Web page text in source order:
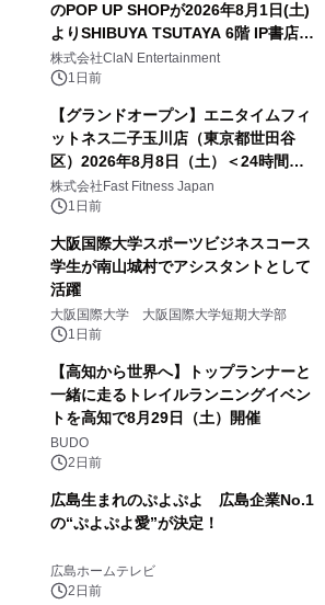
のPOP UP SHOPが2026年8月1日(土)
よりSHIBUYA TSUTAYA 6階 IP書店で
開催決定！！
株式会社ClaN Entertainment
1日前
【グランドオープン】エニタイムフィ
ットネス二子玉川店（東京都世田谷
区）2026年8月8日（土）＜24時間年
中無休のフィットネスジム＞
株式会社Fast Fitness Japan
1日前
大阪国際大学スポーツビジネスコース
学生が南山城村でアシスタントとして
活躍
大阪国際大学 大阪国際大学短期大学部
1日前
【高知から世界へ】トップランナーと
一緒に走るトレイルランニングイベン
トを高知で8月29日（土）開催
BUDO
2日前
広島生まれのぷよぷよ 広島企業No.1
の“ぷよぷよ愛”が決定！
広島ホームテレビ
2日前